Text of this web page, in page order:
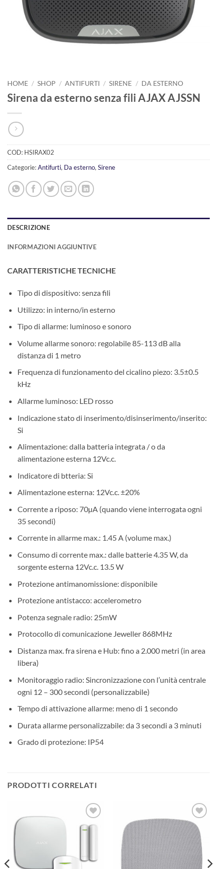
HOME / SHOP / ANTIFURTI / SIRENE / DA ESTERNO
Sirena da esterno senza fili AJAX AJSSN
COD: HSIRAX02
Categorie:Antifurti, Da esterno,Sirene
DESCRIZIONE
INFORMAZIONI AGGIUNTIVE
CARATTERISTICHE TECNICHE
Tipo di dispositivo: senza fili
Utilizzo: in interno/in esterno
Tipo di allarme: luminoso e sonoro
Volume allarme sonoro: regolabile 85-113 dB alla
distanza di 1 metro
Frequenza di funzionamento del cicalino piezo: 3.5±0.5
kHz
Allarme luminoso: LED rosso
Indicazione stato di inserimento/disinserimento/inserito:
Si
Alimentazione: dalla batteria integrata / o da
alimentazione esterna 12Vc.c.
Indicatore di btteria: Si
Alimentazione esterna: 12Vc.c. ±20%
Corrente a riposo: 70µA (quando viene interrogata ogni
35 secondi)
Corrente in allarme max.: 1.45 A (volume max.)
Consumo di corrente max.: dalle batterie 4.35 W, da
sorgente esterna 12Vc.c. 13.5 W
Protezione antimanomissione: disponibile
Protezione antistacco: accelerometro
Potenza segnale radio: 25mW
Protocollo di comunicazione Jeweller 868MHz
Distanza max. fra sirena e Hub: fino a 2.000 metri (in area
libera)
Monitoraggio radio: Sincronizzazione con l’unità centrale
ogni 12 – 300 secondi (personalizzabile)
Tempo di attivazione allarme: meno di 1 secondo
Durata allarme personalizzabile: da 3 secondi a 3 minuti
Grado di protezione: IP54
PRODOTTI CORRELATI
AGGIUNGI
AGGIUNGI
ALLA
LISTA DEI
DESIDERI